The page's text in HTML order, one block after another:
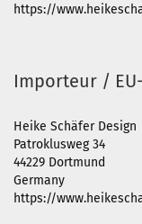
https://
Importeur /
Heike Schäfer Design
Patroklusweg 34
44229 Dortmund
Germany
https://